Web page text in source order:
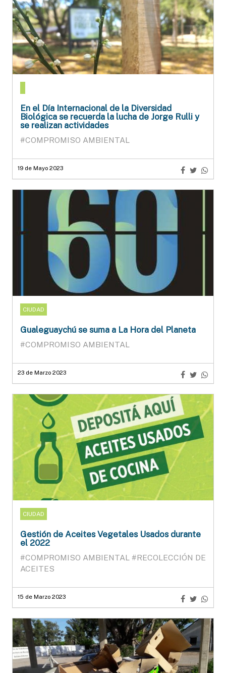
En el Día Internacional de la Diversidad
Biológica se recuerda la lucha de Jorge Rulli y
se realizan actividades
#COMPROMISO AMBIENTAL
19 de Mayo 2023
CIUDAD
Gualeguaychú se suma a La Hora del Planeta
#COMPROMISO AMBIENTAL
23 de Marzo 2023
CIUDAD
Gestión de Aceites Vegetales Usados durante
el 2022
#COMPROMISO AMBIENTAL #RECOLECCIÓN DE
ACEITES
15 de Marzo 2023